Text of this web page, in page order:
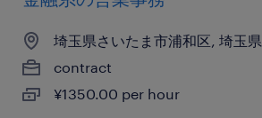
埼玉県さいたま市浦和区, 埼玉県
contract
¥1350.00 per hour